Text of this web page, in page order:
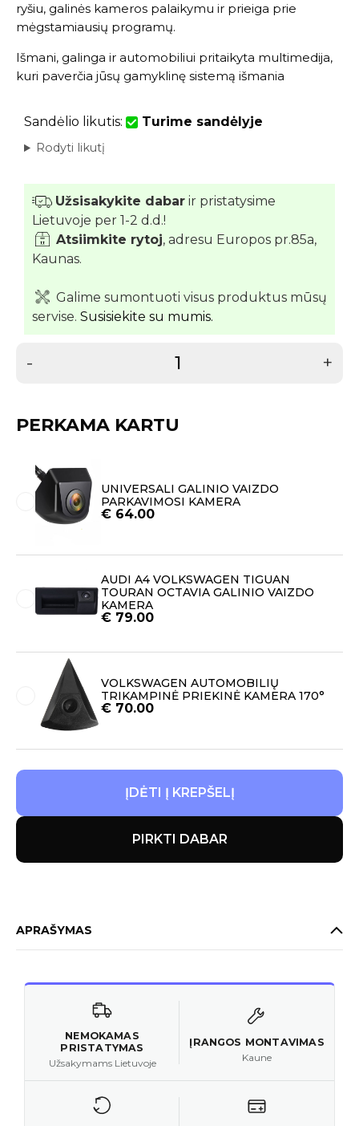
ryšiu, galinės kameros palaikymu ir prieiga prie
mėgstamiausių programų.
Išmani, galinga ir automobiliui pritaikyta multimedija,
kuri paverčia jūsų gamyklinę sistemą išmania
Sandėlio likutis: Turime sandėlyje
Rodyti likutį
Užsisakykite dabar ir pristatysime
Lietuvoje per 1-2 d.d.!
Atsiimkite rytoj, adresu Europos pr.85a,
Kaunas.
Galime sumontuoti visus produktus mūsų
servise. Susisiekite su mumis.
- +
PERKAMA KARTU
UNIVERSALI GALINIO VAIZDO
PARKAVIMOSI KAMERA
€ 64.00
AUDI A4 VOLKSWAGEN TIGUAN
TOURAN OCTAVIA GALINIO VAIZDO
KAMERA
€ 79.00
VOLKSWAGEN AUTOMOBILIŲ
TRIKAMPINĖ PRIEKINĖ KAMERA 170°
€ 70.00
ĮDĖTI Į KREPŠELĮ
PIRKTI DABAR
APRAŠYMAS
NEMOKAMAS
PRISTATYMAS
Užsakymams Lietuvoje
ĮRANGOS MONTAVIMAS
Kaune